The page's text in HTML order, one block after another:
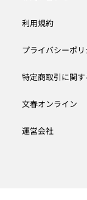
利用規約
プライバシーポリ
特定商取引に関
文春オンライン
運営会社